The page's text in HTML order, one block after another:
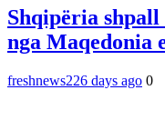
Shqipëria shpall
nga Maqedonia
freshnews226 days ago 0